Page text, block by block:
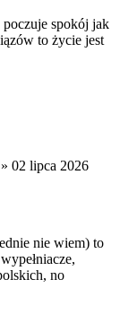
spokój jak
to życie jest
» 02 lipca 2026
nie wiem) to
no